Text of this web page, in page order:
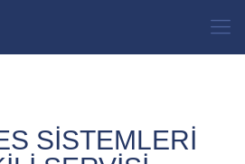
SİSTEMLERİ